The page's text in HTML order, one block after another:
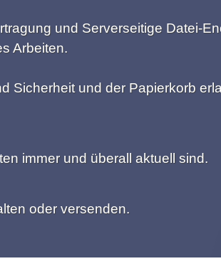
und Serverseitige Datei-
Arbeiten.
Sicherheit und der Papierkorb
immer und überall aktuell sind.
oder versenden.